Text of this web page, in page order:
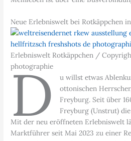
Neue Erlebniswelt bei Rotkäppchen
Erlebniswelt Rotkäppchen /
photographie
D
u willst etwas
ottonischen
Freyburg. Seit über
Freyburg (Unstrut)
Mit der neu eröffneten Erlebniswelt
Marktführer seit Mai 2023 zu einer